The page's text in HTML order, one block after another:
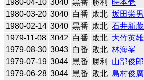
1980-04-10 3040 黒番 勝利 時本壱
1980-03-20 3040 白番 敗北 坂田栄男
1980-02-14 3040 黒番 敗北 石井新蔵
1979-11-08 3042 白番 敗北 大竹英雄
1979-08-30 3043 白番 敗北 林海峯
1979-07-19 3044 黒番 勝利 山部俊郎
1979-06-28 3044 黒番 敗北 島村俊廣